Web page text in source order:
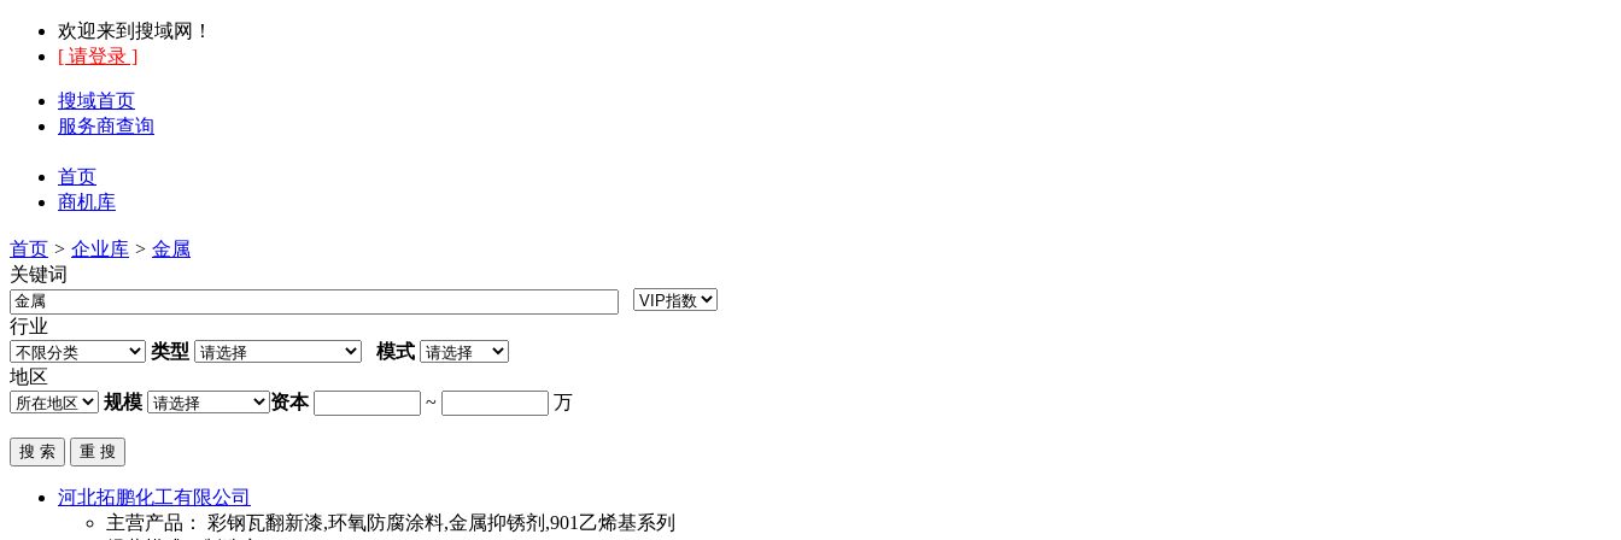
欢迎来到搜域网！
[ 请登录 ]
搜域首页
服务商查询
首页
商机库
首页 > 企业库 > 金属
关键词
行业
类型
模式
地区
规模
资本 ~ 万
河北拓鹏化工有限公司
主营产品： 彩钢瓦翻新漆,环氧防腐涂料,金属抑锈剂,901乙烯基系列